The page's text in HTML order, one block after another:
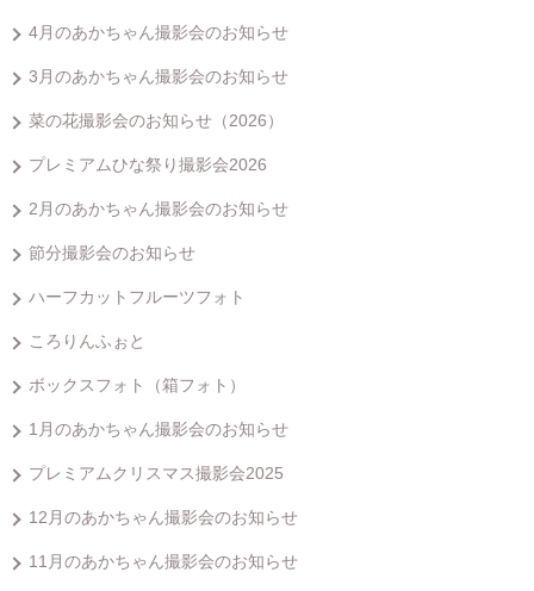
4月のあかちゃん撮影会のお知らせ
3月のあかちゃん撮影会のお知らせ
菜の花撮影会のお知らせ（2026）
プレミアムひな祭り撮影会2026
2月のあかちゃん撮影会のお知らせ
節分撮影会のお知らせ
ハーフカットフルーツフォト
ころりんふぉと
ボックスフォト（箱フォト）
1月のあかちゃん撮影会のお知らせ
プレミアムクリスマス撮影会2025
12月のあかちゃん撮影会のお知らせ
11月のあかちゃん撮影会のお知らせ